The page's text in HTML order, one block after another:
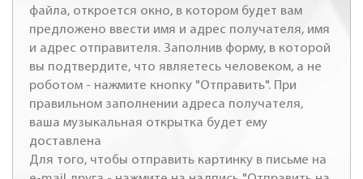
файла, откроется окно, в котором будет вам
предложено ввести имя и адрес получателя, имя
и адрес отправителя. Заполнив форму, в которой
вы подтвердите, что являетесь человеком, а не
роботом - нажмите кнопку "Отправить". При
правильном заполнении адреса получателя,
ваша музыкальная открытка будет ему
доставлена
Для того, чтобы отправить картинку в письме на